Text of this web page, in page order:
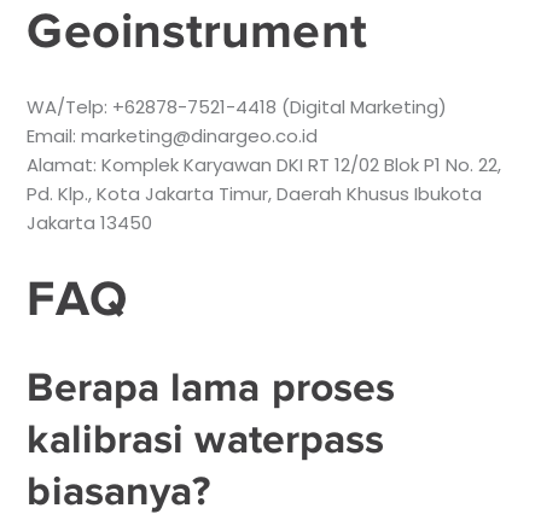
Geoinstrument
WA/Telp: +62878-7521-4418 (Digital Marketing)
Email: marketing@dinargeo.co.id
Alamat: Komplek Karyawan DKI RT 12/02 Blok P1 No. 22,
Pd. Klp., Kota Jakarta Timur, Daerah Khusus Ibukota
Jakarta 13450
FAQ
Berapa lama proses
kalibrasi waterpass
biasanya?